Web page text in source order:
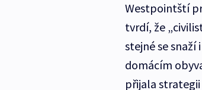
Westpointští
tvrdí, že
stejné se
domácím
přijala strategii